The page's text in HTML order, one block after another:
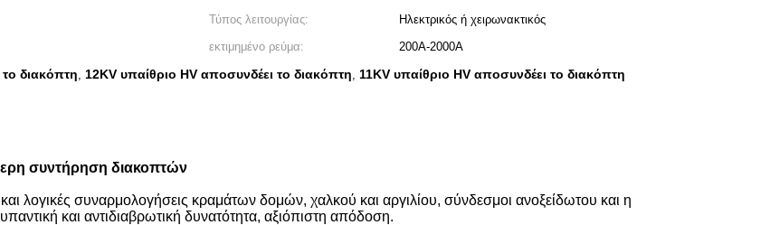
Τύπος λειτουργίας:
Ηλεκτρικός ή χειρωνακτικός
εκτιμημένο ρεύμα:
200A-2000A
διακόπτη, 12KV υπαίθριο HV αποσυνδέει το διακόπτη, 11KV υπαίθριο HV αποσυνδέει το διακόπτη
συντήρηση διακοπτών
λογικές συναρμολογήσεις κραμάτων δομών, χαλκού και αργιλίου, σύνδεσμοι ανοξείδωτου και η
και αντιδιαβρωτική δυνατότητα, αξιόπιστη απόδοση.